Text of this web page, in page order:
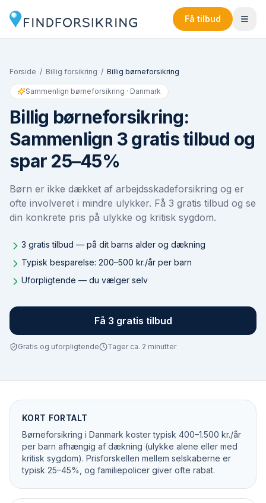
Få tilbud
Forside / Billig forsikring / Billig børneforsikring
Sammenlign børneforsikring · Danmark
Billig børneforsikring:
Sammenlign 3 gratis tilbud og
spar 25–45%
Børn er ikke dækket af arbejdsskadeforsikring og er
ofte involveret i mindre ulykker. Få 3 gratis tilbud og se
din konkrete pris på ulykke og kritisk sygdom.
3 gratis tilbud — på dit barns alder og dækning
Typisk besparelse: 200–500 kr./år per barn
Uforpligtende — du vælger selv
Få 3 gratis tilbud
Gratis og uforpligtende Tager ca. 2 minutter
KORT FORTALT
Børneforsikring i Danmark koster typisk 400–1.500 kr./år
per barn afhængig af dækning (ulykke alene eller med
kritisk sygdom). Prisforskellen mellem selskaberne er
typisk 25–45%, og familiepolicer giver ofte rabat.